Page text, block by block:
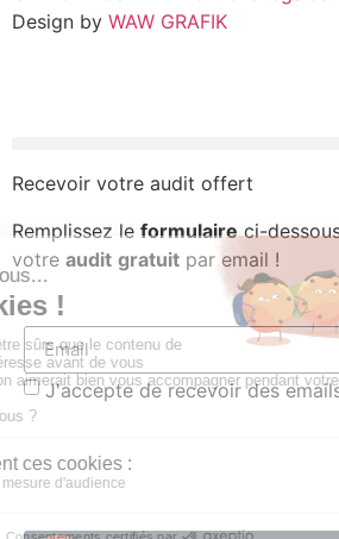
Design by WAW GRAFIK
ACCUEIL
ANNONCES
MODÈLES DE
COLLAB
Recevoir votre audit offert
Remplissez le formulaireci-
votre audit gratuit par email !
J'accepte de recevoir des
Votre adresse de messagerie est uniquement
de désabonnement intégré dans nos mails.